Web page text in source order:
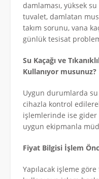
damlaması, yüksek su
tuvalet, damlatan
takım sorunu, vana
günlük tesisat
Su Kaçağı ve
Kullanıyor musunuz?
Uygun durumlarda su
cihazla kontrol edilerek
işlemlerinde ise gider
uygun ekipmanla
Fiyat Bilgisi İşlem
Yapılacak işleme